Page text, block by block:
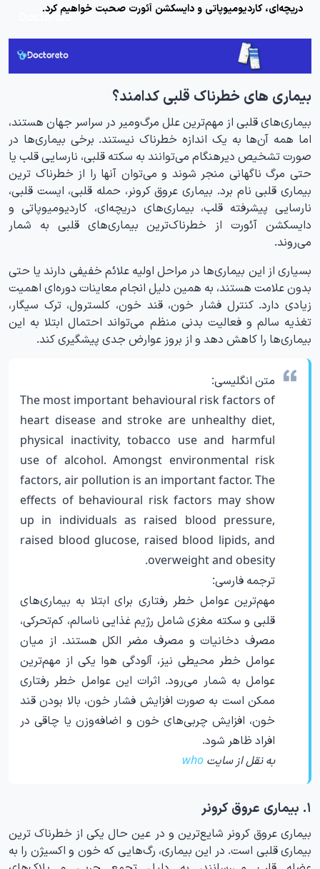
دریچه‌ای، کاردیومیوپاتی و دایسکشن آئورت صحبت خواهیم کرد.
بیماری های خطرناک قلبی کدامند؟
بیماری‌های قلبی از مهم‌ترین علل مرگ‌ومیر در سراسر جهان هستند،
اما همه آن‌ها به یک اندازه خطرناک نیستند. برخی بیماری‌ها در
صورت تشخیص دیرهنگام می‌توانند به سکته قلبی، نارسایی قلب یا
حتی مرگ ناگهانی منجر شوند و می‌توان آنها را از خطرناک ترین
بیماری قلبی نام برد. بیماری عروق کرونر، حمله قلبی، ایست قلبی،
نارسایی پیشرفته قلب، بیماری‌های دریچه‌ای، کاردیومیوپاتی و
دایسکشن آئورت از خطرناک‌ترین بیماری‌های قلبی به شمار
می‌روند.
بسیاری از این بیماری‌ها در مراحل اولیه علائم خفیفی دارند یا حتی
بدون علامت هستند، به همین دلیل انجام معاینات دوره‌ای اهمیت
زیادی دارد. کنترل فشار خون، قند خون، کلسترول، ترک سیگار،
تغذیه سالم و فعالیت بدنی منظم می‌تواند احتمال ابتلا به این
بیماری‌ها را کاهش دهد و از بروز عوارض جدی پیشگیری کند.
متن انگلیسی:
The most important behavioural risk factors of
heart disease and stroke are unhealthy diet,
physical inactivity, tobacco use and harmful
use of alcohol. Amongst environmental risk
factors, air pollution is an important factor. The
effects of behavioural risk factors may show
up in individuals as raised blood pressure,
raised blood glucose, raised blood lipids, and
overweight and obesity.
ترجمه فارسی:
مهم‌ترین عوامل خطر رفتاری برای ابتلا به بیماری‌های
قلبی و سکته مغزی شامل رژیم غذایی ناسالم، کم‌تحرکی،
مصرف دخانیات و مصرف مضر الکل هستند. از میان
عوامل خطر محیطی نیز، آلودگی هوا یکی از مهم‌ترین
عوامل به شمار می‌رود. اثرات این عوامل خطر رفتاری
ممکن است به صورت افزایش فشار خون، بالا بودن قند
خون، افزایش چربی‌های خون و اضافه‌وزن یا چاقی در
افراد ظاهر شود.
به نقل از سایت who
۱. بیماری عروق کرونر
بیماری عروق کرونر شایع‌ترین و در عین حال یکی از خطرناک ترین
بیماری قلبی است. در این بیماری، رگ‌هایی که خون و اکسیژن را به